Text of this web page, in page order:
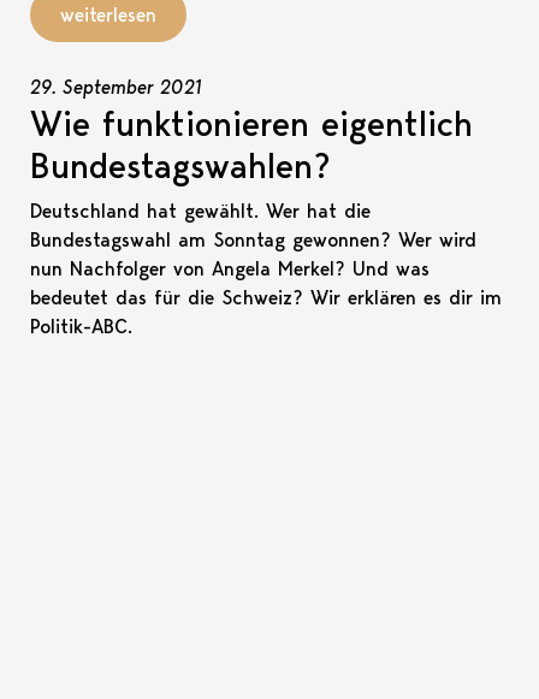
weiterlesen
29. September 2021
Wie funktionieren eigentlich
Bundestagswahlen?
Deutschland hat gewählt. Wer hat die
Bundestagswahl am Sonntag gewonnen? Wer wird
nun Nachfolger von Angela Merkel? Und was
bedeutet das für die Schweiz? Wir erklären es dir im
Politik-ABC.